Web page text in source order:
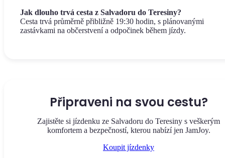
Jak dlouho trvá cesta z Salvadoru do Teresiny?
Cesta trvá průměrně přibližně 19:30 hodin, s plánovanými
zastávkami na občerstvení a odpočinek během jízdy.
Připraveni na svou cestu?
Zajistěte si jízdenku ze Salvadoru do Teresiny s veškerým
komfortem a bezpečností, kterou nabízí jen JamJoy.
Koupit jízdenky